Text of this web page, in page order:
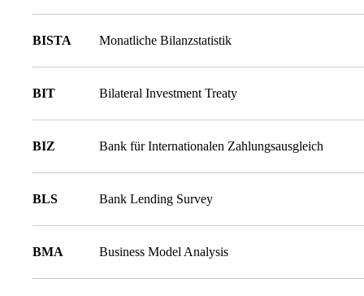
BISTA Monatliche Bilanzstatistik
BIT Bilateral Investment Treaty
BIZ Bank für Internationalen Zahlungsausgleich
BLS Bank Lending Survey
BMA Business Model Analysis